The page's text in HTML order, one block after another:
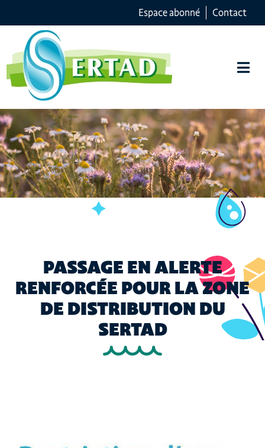
Espace abonné Contact
PASSAGE EN ALERTE
RENFORCÉE POUR LA ZONE
DE DISTRIBUTION DU
SERTAD